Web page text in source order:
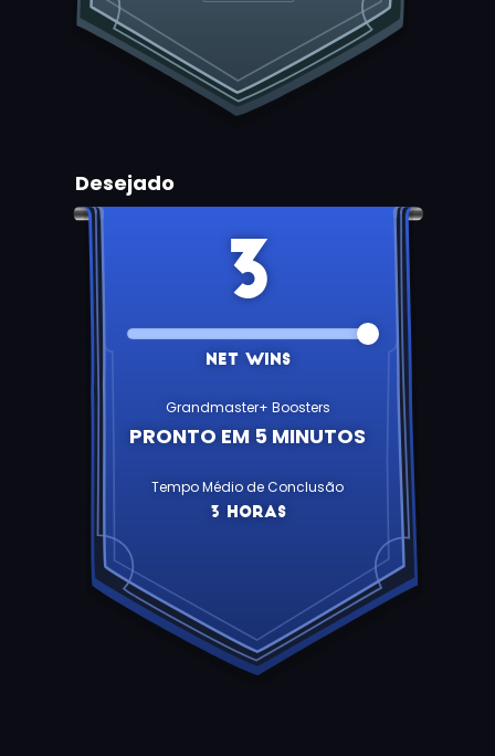
Desejado
3
Net Wins
Grandmaster+ Boosters
PRONTO EM 5 MINUTOS
Tempo Médio de Conclusão
3 horas